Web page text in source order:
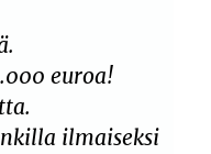
euroa!
ilmaiseksi